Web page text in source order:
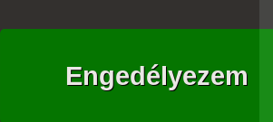
Engedélyezem